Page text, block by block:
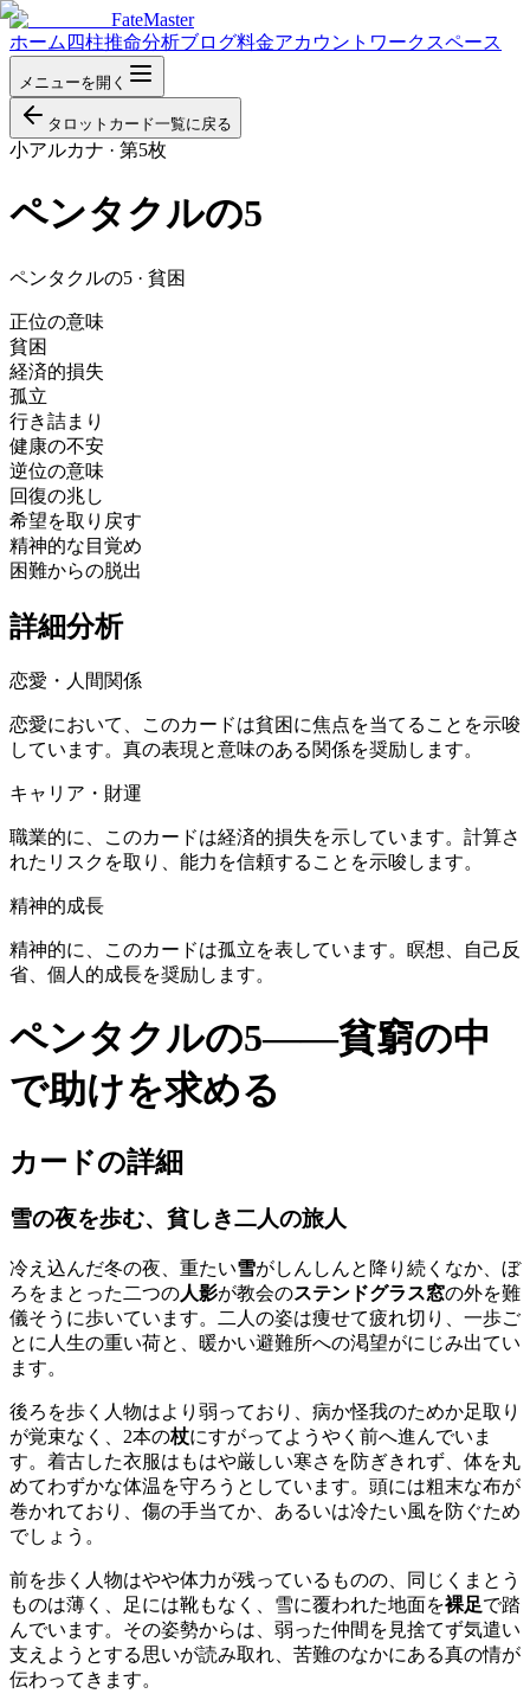
FateMaster
ホーム 四柱推命分析ブログ料金アカウント ワークスペース
メニューを開く
タロットカード一覧に戻る
小アルカナ · 第5枚
ペンタクルの5
ペンタクルの5 · 貧困
正位の意味
貧困
経済的損失
孤立
行き詰まり
健康の不安
逆位の意味
回復の兆し
希望を取り戻す
精神的な目覚め
困難からの脱出
詳細分析
恋愛・人間関係
恋愛において、このカードは貧困に焦点を当てることを示唆
しています。真の表現と意味のある関係を奨励します。
キャリア・財運
職業的に、このカードは経済的損失を示しています。計算さ
れたリスクを取り、能力を信頼することを示唆します。
精神的成長
精神的に、このカードは孤立を表しています。瞑想、自己反
省、個人的成長を奨励します。
ペンタクルの5——貧窮の中
で助けを求める
カードの詳細
雪の夜を歩む、貧しき二人の旅人
冷え込んだ冬の夜、重たい雪がしんしんと降り続くなか、ぼ
ろをまとった二つの人影が教会のステンドグラス窓の外を難
儀そうに歩いています。二人の姿は痩せて疲れ切り、一歩ご
とに人生の重い荷と、暖かい避難所への渇望がにじみ出てい
ます。
後ろを歩く人物はより弱っており、病か怪我のためか足取り
が覚束なく、2本の杖にすがってようやく前へ進んでいま
す。着古した衣服はもはや厳しい寒さを防ぎきれず、体を丸
めてわずかな体温を守ろうとしています。頭には粗末な布が
巻かれており、傷の手当てか、あるいは冷たい風を防ぐため
でしょう。
前を歩く人物はやや体力が残っているものの、同じくまとう
ものは薄く、足には靴もなく、雪に覆われた地面を裸足で踏
んでいます。その姿勢からは、弱った仲間を見捨てず気遣い
支えようとする思いが読み取れ、苦難のなかにある真の情が
伝わってきます。